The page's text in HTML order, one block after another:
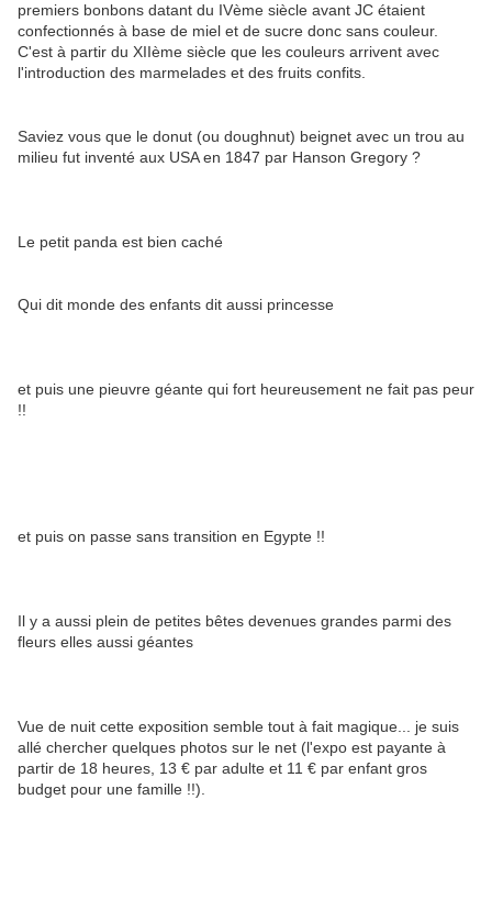
premiers bonbons datant du IVème siècle avant JC étaient
confectionnés à base de miel et de sucre donc sans couleur.
C'est à partir du XIIème siècle que les couleurs arrivent avec
l'introduction des marmelades et des fruits confits.
Saviez vous que le donut (ou doughnut) beignet avec un trou au
milieu fut inventé aux USA en 1847 par Hanson Gregory ?
Le petit panda est bien caché
Qui dit monde des enfants dit aussi princesse
et puis une pieuvre géante qui fort heureusement ne fait pas peur
!!
et puis on passe sans transition en Egypte !!
Il y a aussi plein de petites bêtes devenues grandes parmi des
fleurs elles aussi géantes
Vue de nuit cette exposition semble tout à fait magique... je suis
allé chercher quelques photos sur le net (l'expo est payante à
partir de 18 heures, 13 € par adulte et 11 € par enfant gros
budget pour une famille !!).